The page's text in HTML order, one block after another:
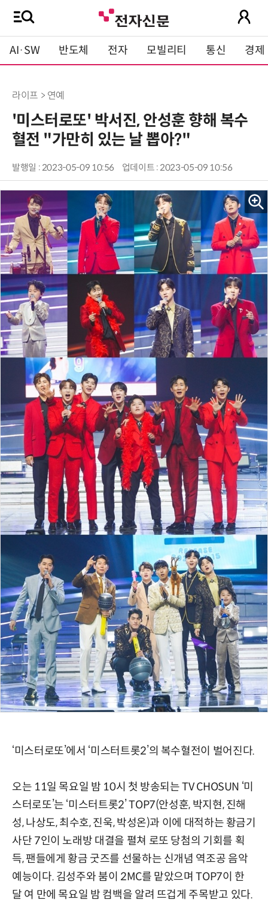
AI·SW 반도체 전자 모빌리티 통신 경제
라이프 > 연예
'미스터로또' 박서진, 안성훈 향해 복수
혈전 "가만히 있는 날 뽑아?"
발행일 : 2023-05-09 10:56 업데이트 : 2023-05-09 10:56
‘미스터로또’에서 ‘미스터트롯2’의 복수혈전이 벌어진다.
오는 11일 목요일 밤 10시 첫 방송되는 TV CHOSUN ‘미
스터로또’는 ‘미스터트롯2’ TOP7(안성훈, 박지현, 진해
성, 나상도, 최수호, 진욱, 박성온)과 이에 대적하는 황금기
사단 7인이 노래방 대결을 펼쳐 로또 당첨의 기회를 획
득, 팬들에게 황금 굿즈를 선물하는 신개념 역조공 음악
예능이다. 김성주와 붐이 2MC를 맡았으며 TOP7이 한
달 여 만에 목요일 밤 컴백을 알려 뜨겁게 주목받고 있다.